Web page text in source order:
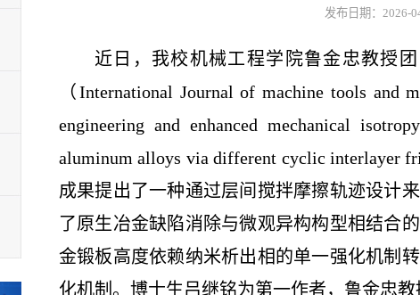
发布日期：
近日，我校机械工程学院鲁金忠教授
（ International Journal of machine tools and
engineering and enhanced mechanical
aluminum alloys via different cyclic interlayer
成果提出了一种通过层间搅拌摩擦轨迹设计
了原生冶金缺陷消除与微观异构构型相结合
金锻板高度依赖纳米析出相的单一强化机制
化机制。博士生吕继铭为第一作者，鲁金忠